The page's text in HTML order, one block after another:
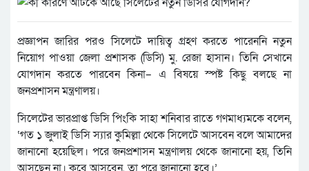
প্রজ্ঞাপন জারির পরও সিলেটে দায়িত্ব গ্রহণ করতে পারেননি নতুন
নিয়োগ পাওয়া জেলা প্রশাসক (ডিসি) মু. রেজা হাসান। তিনি সেখানে
যোগদান করতে পারবেন কিনা– এ বিষয়ে স্পষ্ট কিছু বলছে না
জনপ্রশাসন মন্ত্রণালয়।
সিলেটের ভারপ্রাপ্ত ডিসি পিংকি সাহা শনিবার রাতে গণমাধ্যমকে বলেন,
‘গত ১ জুলাই ডিসি স্যার কুমিল্লা থেকে সিলেটে আসবেন বলে আমাদের
জানানো হয়েছিল। পরে জনপ্রশাসন মন্ত্রণালয় থেকে জানানো হয়, তিনি